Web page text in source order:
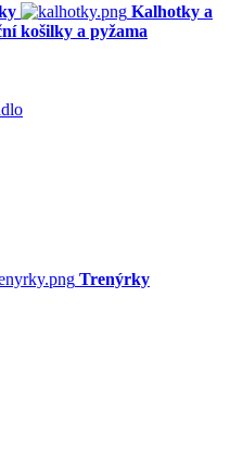
Kalhotky a
košilky a pyžama
Trenýrky